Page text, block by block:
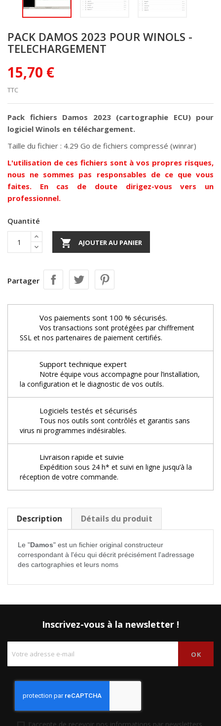
PACK DAMOS 2023 POUR WINOLS -
TELECHARGEMENT
15,70 €
TTC
Pack fichiers Damos 2023 (cartographie ECU) pour
logiciel Winols en téléchargement.
Taille du fichier : 4.29 Go de fichiers compressé (winrar)
L'utilisation de ces fichiers sont à vos propres risques,
nous ne sommes pas responsables de ce que vous
faites. En cas de doute dirigez-vous vers un
professionnel.
Quantité
 AJOUTER AU PANIER
Partager
Vos paiements sont 100 % sécurisés.
Vos transactions sont protégées par chiffrement
SSL et nos partenaires de paiement certifiés.
Support technique expert
Notre équipe vous accompagne pour l’installation,
la configuration et le diagnostic de vos outils.
Logiciels testés et sécurisés
Tous nos outils sont contrôlés et garantis sans
virus ni programmes indésirables.
Livraison rapide et suivie
Expédition sous 24 h* et suivi en ligne jusqu’à la
réception de votre commande.
Description Détails du produit
Le "Damos" est un fichier original constructeur
correspondant à l'écu qui décrit précisément l'adressage
des cartographies et leurs noms
Inscrivez-vous à la newsletter !